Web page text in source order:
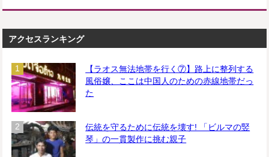
アクセスランキング
【ラオス無法地帯を行く⑦】路上に整列する
風俗嬢、ここは中国人のための赤線地帯だっ
た
伝統を守るために伝統を壊す! 「ビルマの竪
琴」の一貫製作に挑む親子